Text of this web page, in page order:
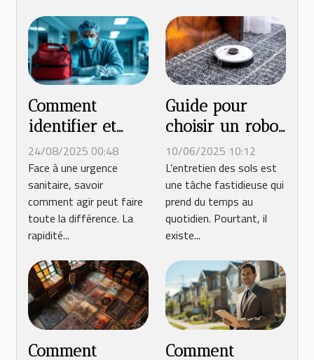
Comment
identifier et
réagir face à
une urgence
sanitaire ?
24/08/2025 00:48
Face à une urgence
sanitaire, savoir
comment agir peut faire
toute la différence. La
rapidité...
Guide pour
choisir un robot
nettoyeur de
sols
multifonctionnel
10/06/2025 10:12
L’entretien des sols est
une tâche fastidieuse qui
prend du temps au
quotidien. Pourtant, il
existe...
Comment
Comment